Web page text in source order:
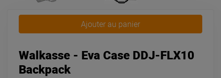
Ajouter au panier
Walkasse - Eva Case DDJ-FLX10
Backpack